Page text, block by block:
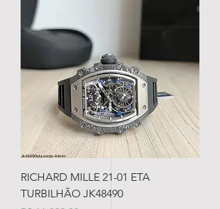
RICHARD MILLE 21-01 ETA
TURBILHÃO JK48490